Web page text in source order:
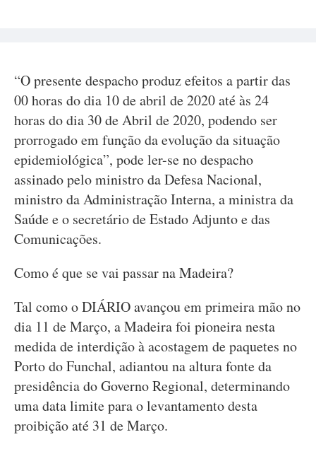
“O presente despacho produz efeitos a partir das
00 horas do dia 10 de abril de 2020 até às 24
horas do dia 30 de Abril de 2020, podendo ser
prorrogado em função da evolução da situação
epidemiológica”, pode ler-se no despacho
assinado pelo ministro da Defesa Nacional,
ministro da Administração Interna, a ministra da
Saúde e o secretário de Estado Adjunto e das
Comunicações.
Como é que se vai passar na Madeira?
Tal como o DIÁRIO avançou em primeira mão no
dia 11 de Março, a Madeira foi pioneira nesta
medida de interdição à acostagem de paquetes no
Porto do Funchal, adiantou na altura fonte da
presidência do Governo Regional, determinando
uma data limite para o levantamento desta
proibição até 31 de Março.